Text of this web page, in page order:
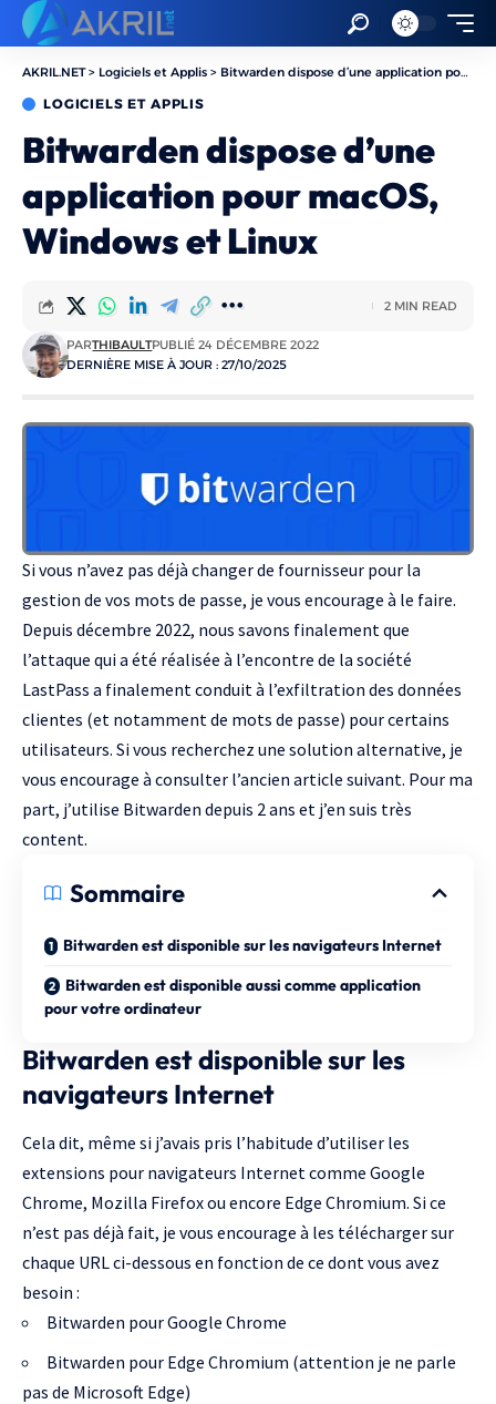
AKRIL.NET> Logiciels et Applis > Bitwarden dispose d’une application pour macOS, Windows et Linux
LOGICIELS ET APPLIS
Bitwarden dispose d’une
application pour macOS,
Windows et Linux
DERNIÈRE MISE À JOUR : 27/10/2025
PARTHIBAULTPUBLIÉ 24 DÉCEMBRE 2022
2 MIN READ
Si vous n’avez pas déjà changer de fournisseur pour la
gestion de vos mots de passe, je vous encourage à le faire.
Depuis décembre 2022, nous savons finalement que
l’attaque qui a été réalisée à l’encontre de la société
LastPass a finalement conduit à l’exfiltration des données
clientes (et notamment de mots de passe) pour certains
utilisateurs. Si vous recherchez une solution alternative, je
vous encourage à consulter l’ancien article suivant. Pour ma
part, j’utilise Bitwarden depuis 2 ans et j’en suis très
content.
Sommaire
Bitwarden est disponible sur les navigateurs Internet
Bitwarden est disponible aussi comme application
pour votre ordinateur
Bitwarden est disponible sur les
navigateurs Internet
Cela dit, même si j’avais pris l’habitude d’utiliser les
extensions pour navigateurs Internet comme Google
Chrome, Mozilla Firefox ou encore Edge Chromium. Si ce
n’est pas déjà fait, je vous encourage à les télécharger sur
chaque URL ci-dessous en fonction de ce dont vous avez
besoin :
Bitwarden pour Google Chrome
Bitwarden pour Edge Chromium (attention je ne parle
pas de Microsoft Edge)